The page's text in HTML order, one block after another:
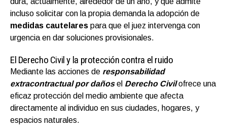
incluso solicitar con la propia demanda la adopción de
medidas cautelares para que el juez intervenga con
urgencia en dar soluciones provisionales.
El Derecho Civil y la protección contra el ruido
Mediante las acciones de responsabilidad
extracontractual por dañosel Derecho Civil ofrece una
eficaz protección del medio ambiente que afecta
directamente al individuo en sus ciudades, hogares, y
espacios naturales.